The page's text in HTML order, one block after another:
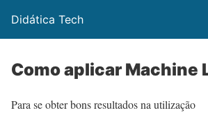
Didática Tech
Como aplicar Machine
Para se obter bons resultados na utilização